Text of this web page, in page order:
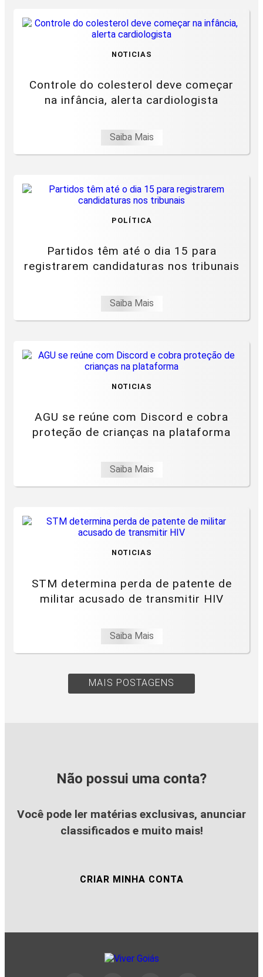
NOTICIAS
Controle do colesterol deve começar
na infância, alerta cardiologista
Saiba Mais
POLÍTICA
Partidos têm até o dia 15 para
registrarem candidaturas nos tribunais
Saiba Mais
NOTICIAS
AGU se reúne com Discord e cobra
proteção de crianças na plataforma
Saiba Mais
NOTICIAS
STM determina perda de patente de
militar acusado de transmitir HIV
Saiba Mais
MAIS POSTAGENS
Não possui uma conta?
Você pode ler matérias exclusivas, anunciar
classificados e muito mais!
CRIAR MINHA CONTA